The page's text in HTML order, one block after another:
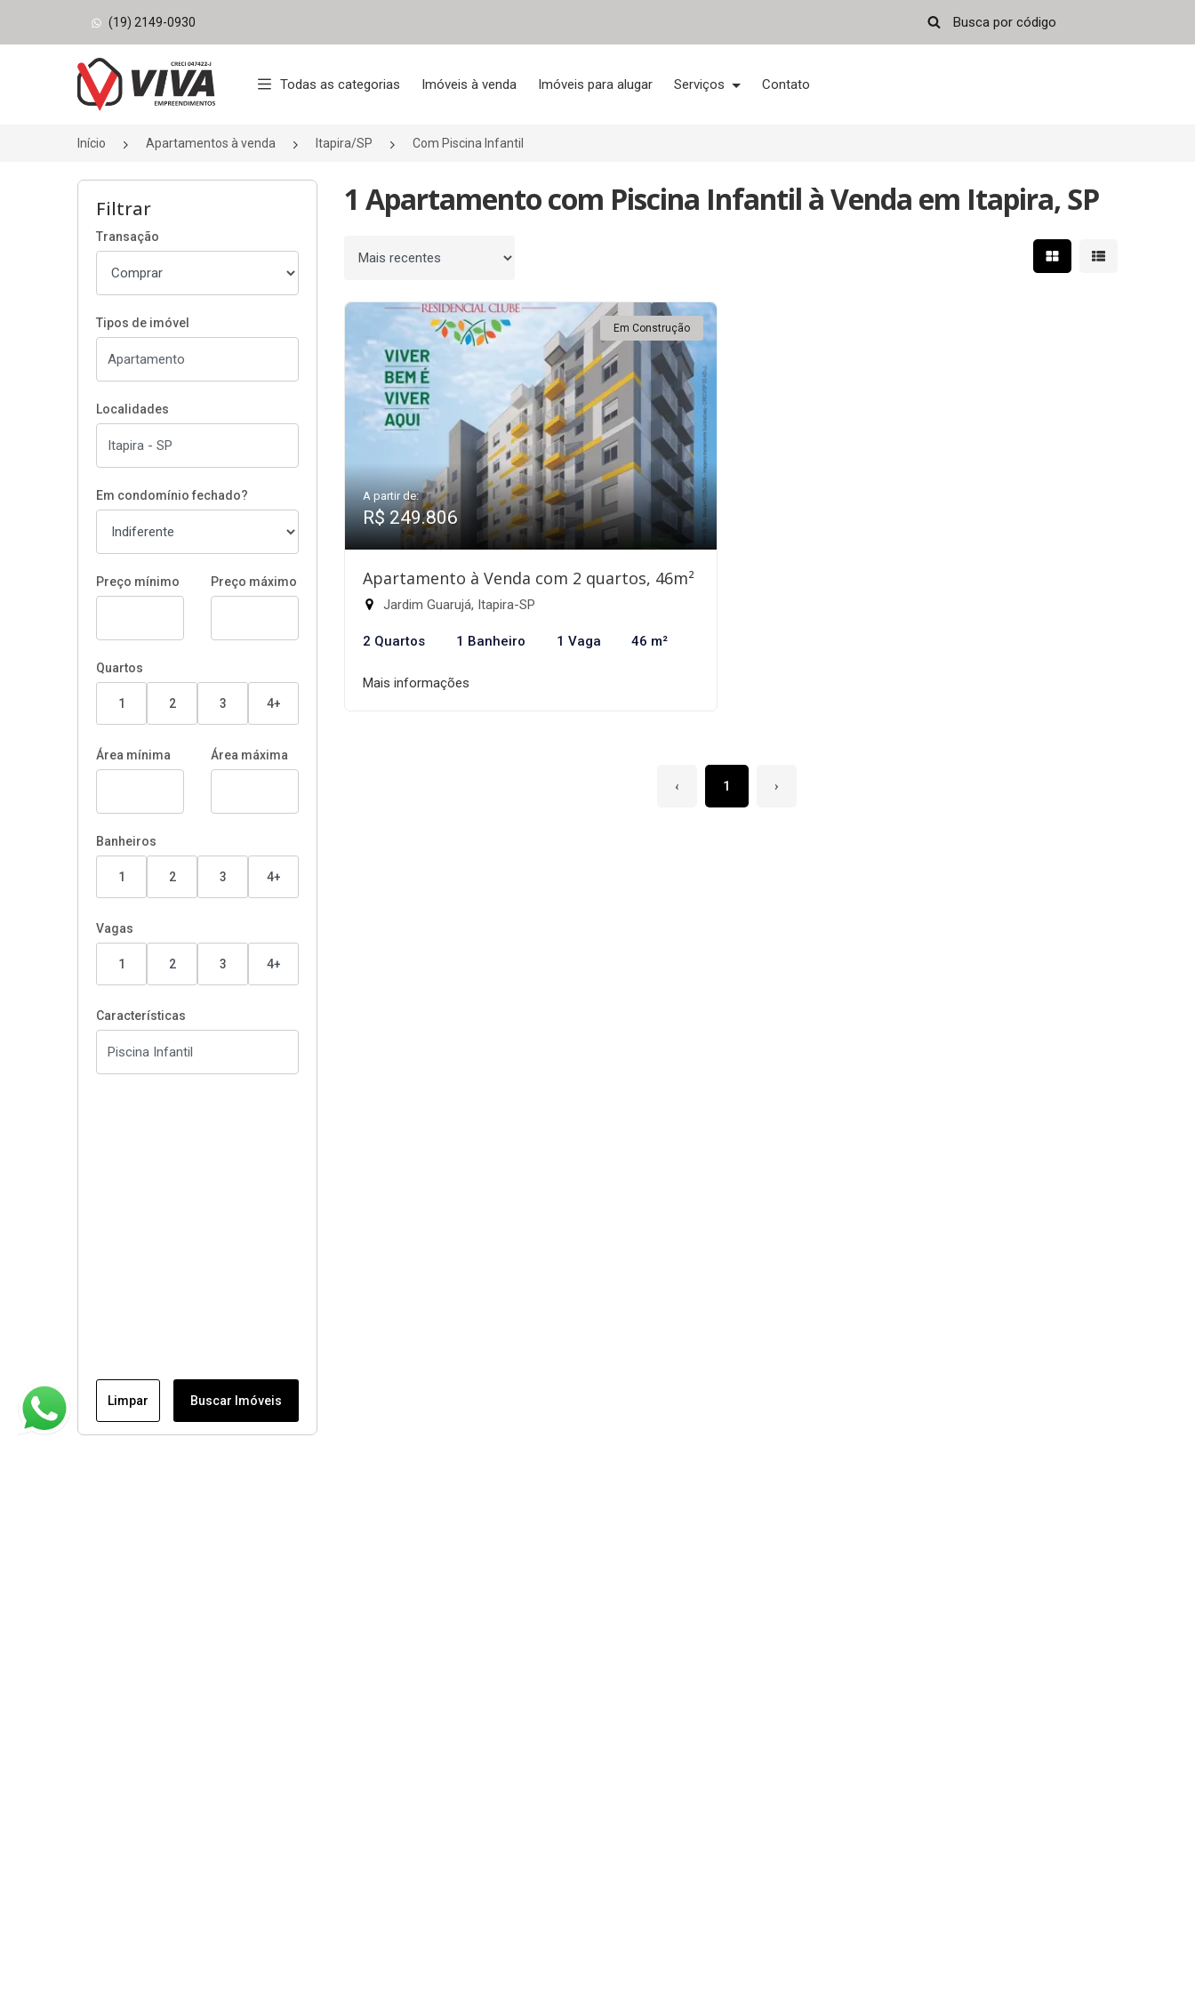
(19) 2149-0930
Página inicial
Todas as categorias Imóveis à venda Imóveis para alugar Serviços Contato
Início Apartamentos à venda Itapira/SP Com Piscina Infantil
Filtrar
Transação
Tipos de imóvel
Localidades
Em condomínio fechado?
Preço mínimo Preço máximo
Quartos
1 2 3 4+
Área mínima Área máxima
Banheiros
1 2 3 4+
Vagas
1 2 3 4+
Características
Limpar Buscar Imóveis
1 Apartamento com Piscina Infantil à Venda em Itapira, SP
Ordenar por Mostrar resultados em
Mostrar
Em Construção
A partir de:
R$ 249.806
Apartamento à Venda com 2 quartos, 46m²
Jardim Guarujá, Itapira-SP
2 Quartos 1 Banheiro 1 Vaga 46 m²
Mais informações
‹ 1 ›